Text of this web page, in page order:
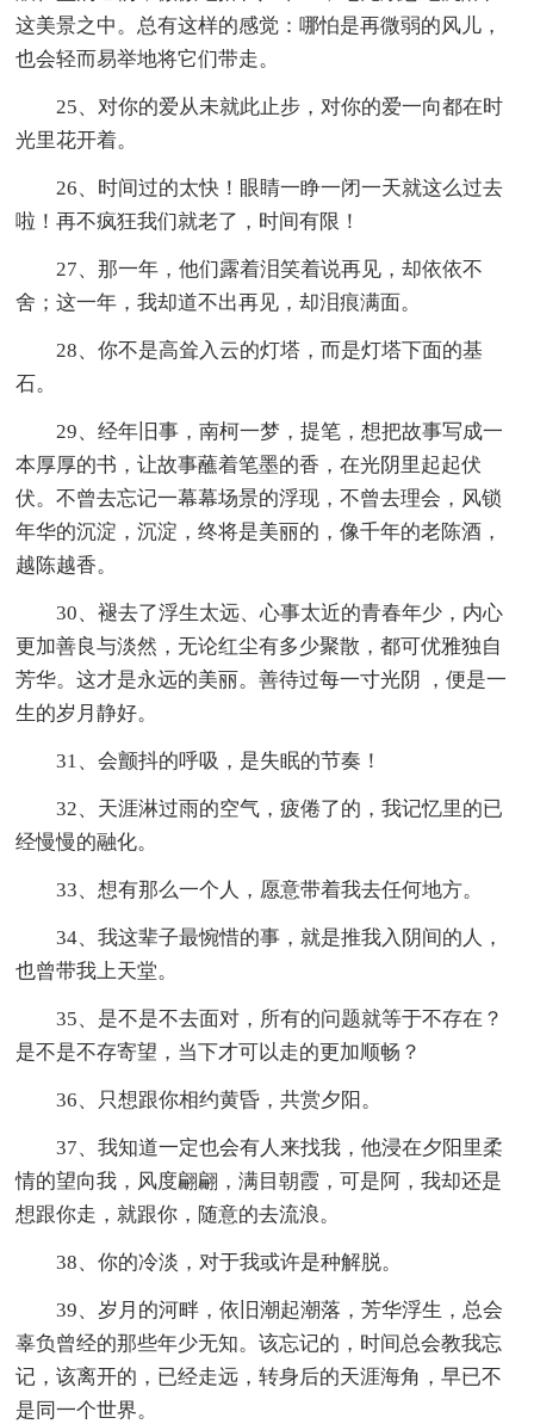
这美景之中。总有这样的感觉：哪怕是再微弱的风儿，
也会轻而易举地将它们带走。
25、对你的爱从未就此止步，对你的爱一向都在时
光里花开着。
26、时间过的太快！眼睛一睁一闭一天就这么过去
啦！再不疯狂我们就老了，时间有限！
27、那一年，他们露着泪笑着说再见，却依依不
舍；这一年，我却道不出再见，却泪痕满面。
28、你不是高耸入云的灯塔，而是灯塔下面的基
石。
29、经年旧事，南柯一梦，提笔，想把故事写成一
本厚厚的书，让故事蘸着笔墨的香，在光阴里起起伏
伏。不曾去忘记一幕幕场景的浮现，不曾去理会，风锁
年华的沉淀，沉淀，终将是美丽的，像千年的老陈酒，
越陈越香。
30、褪去了浮生太远、心事太近的青春年少，内心
更加善良与淡然，无论红尘有多少聚散，都可优雅独自
芳华。这才是永远的美丽。善待过每一寸光阴 ，便是一
生的岁月静好。
31、会颤抖的呼吸，是失眠的节奏！
32、天涯淋过雨的空气，疲倦了的，我记忆里的已
经慢慢的融化。
33、想有那么一个人，愿意带着我去任何地方。
34、我这辈子最惋惜的事，就是推我入阴间的人，
也曾带我上天堂。
35、是不是不去面对，所有的问题就等于不存在？
是不是不存寄望，当下才可以走的更加顺畅？
36、只想跟你相约黄昏，共赏夕阳。
37、我知道一定也会有人来找我，他浸在夕阳里柔
情的望向我，风度翩翩，满目朝霞，可是阿，我却还是
想跟你走，就跟你，随意的去流浪。
38、你的冷淡，对于我或许是种解脱。
39、岁月的河畔，依旧潮起潮落，芳华浮生，总会
辜负曾经的那些年少无知。该忘记的，时间总会教我忘
记，该离开的，已经走远，转身后的天涯海角，早已不
是同一个世界。